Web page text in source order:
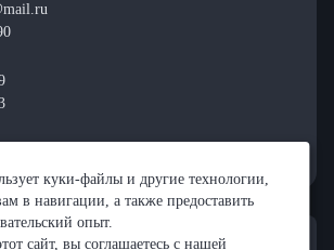
куки-файлы и другие технологии,
в навигации, а также предоставить
опыт.
сайт, вы соглашаетесь с нашей